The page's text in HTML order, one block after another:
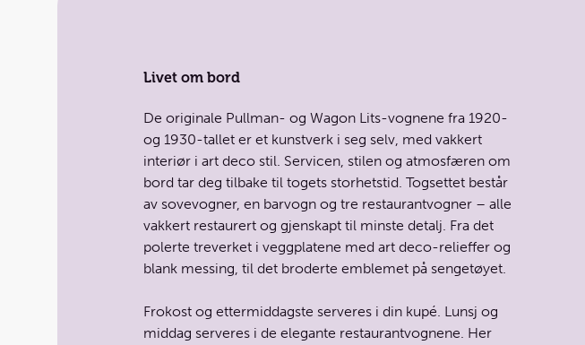
Livet om bord
De originale Pullman- og Wagon Lits-vognene fra 1920-
og 1930-tallet er et kunstverk i seg selv, med vakkert
interiør i art deco stil. Servicen, stilen og atmosfæren om
bord tar deg tilbake til togets storhetstid. Togsettet består
av sovevogner, en barvogn og tre restaurantvogner – alle
vakkert restaurert og gjenskapt til minste detalj. Fra det
polerte treverket i veggplatene med art deco-­relieffer og
blank messing, til det broderte emblemet på sengetøyet.
Frokost og ettermiddagste serveres i din kupé. Lunsj og
middag serveres i de elegante restaurantvognene. Her